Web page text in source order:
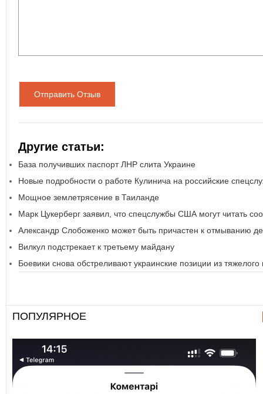
Отправить Отзыв
Другие статьи:
База получивших паспорт ЛНР слита Украине
Новые подробности о работе Кулинича на российские
Мощное землетрясение в Таиланде
Марк Цукерберг заявил, что спецслужбы США могут читать
Александр Слобоженко может быть причастен к отмыванию
Вилкул подстрекает к третьему майдану
Боевики снова обстреливают украинские позиции из
ПОПУЛЯРНОЕ